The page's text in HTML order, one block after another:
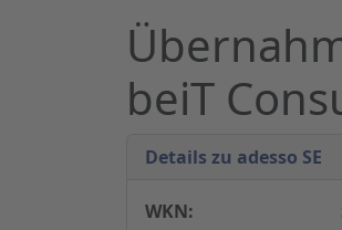
beiT
Details zu adesso SE
WKN: